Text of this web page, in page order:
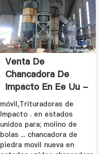
Venta De
Chancadora De
Impacto En Ee Uu -
.
móvil,Trituradoras de
Impacto . en estados
unidos para; molino de
bolas ... chancadora de
piedra movil nueva en